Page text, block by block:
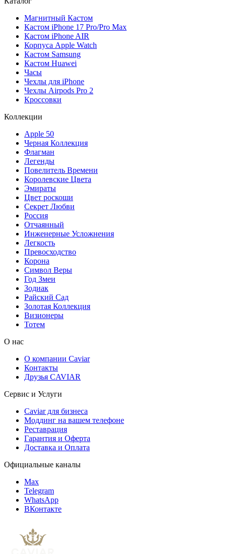
Магнитный Кастом
Кастом iPhone 17 Pro/Pro Max
Кастом iPhone AIR
Корпуса Apple Watch
Кастом Samsung
Кастом Huawei
Часы
Чехлы для iPhone
Чехлы Airpods Pro 2
Кроссовки
Коллекции
Apple 50
Черная Коллекция
Флагман
Легенды
Повелитель Времени
Королевские Цвета
Эмираты
Цвет роскоши
Секрет Любви
Россия
Отчаянный
Инженерные Усложнения
Легкость
Превосходство
Корона
Символ Веры
Год Змеи
Зодиак
Райский Сад
Золотая Коллекция
Визионеры
Тотем
О нас
О компании Caviar
Контакты
Друзья CAVIAR
Сервис и Услуги
Caviar для бизнеса
Моддинг на вашем телефоне
Реставрация
Гарантия и Оферта
Доставка и Оплата
Официальные каналы
Max
Telegram
WhatsApp
ВКонтакте